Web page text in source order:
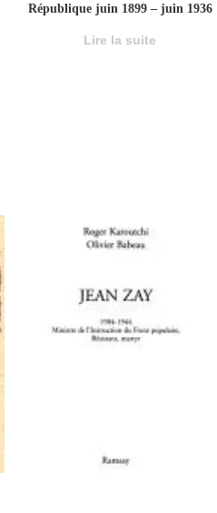
République juin 1899 – juin 1936
Lire la suite